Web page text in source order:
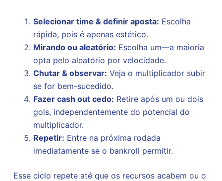
Selecionar time & definir aposta: Escolha
rápida, pois é apenas estético.
Mirando ou aleatório: Escolha um—a maioria
opta pelo aleatório por velocidade.
Chutar & observar: Veja o multiplicador subir
se for bem-sucedido.
Fazer cash out cedo: Retire após um ou dois
gols, independentemente do potencial do
multiplicador.
Repetir: Entre na próxima rodada
imediatamente se o bankroll permitir.
Esse ciclo repete até que os recursos acabem ou o